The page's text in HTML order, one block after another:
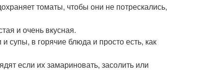
томаты, чтобы они не потрескались,
и очень вкусная.
супы, в горячие блюда и просто есть, как
если их замариновать, засолить или